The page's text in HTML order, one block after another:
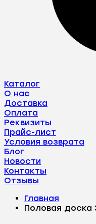
Каталог
О нас
Доставка
Оплата
Реквизиты
Прайс-лист
Условия возврата
Блог
Новости
Контакты
Отзывы
Главная
Половая доска